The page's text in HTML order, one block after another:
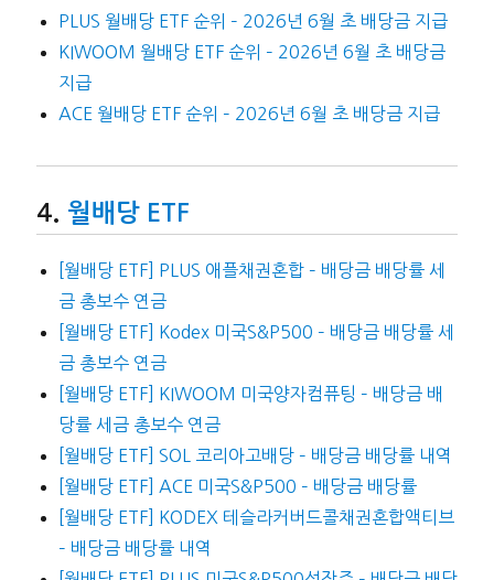
PLUS 월배당 ETF 순위 – 2026년 6월 초 배당금 지급
KIWOOM 월배당 ETF 순위 – 2026년 6월 초 배당금
지급
ACE 월배당 ETF 순위 – 2026년 6월 초 배당금 지급
월배당 ETF
[월배당 ETF] PLUS 애플채권혼합 – 배당금 배당률 세
금 총보수 연금
[월배당 ETF] Kodex 미국S&P500 – 배당금 배당률 세
금 총보수 연금
[월배당 ETF] KIWOOM 미국양자컴퓨팅 – 배당금 배
당률 세금 총보수 연금
[월배당 ETF] SOL 코리아고배당 – 배당금 배당률 내역
[월배당 ETF] ACE 미국S&P500 – 배당금 배당률
[월배당 ETF] KODEX 테슬라커버드콜채권혼합액티브
– 배당금 배당률 내역